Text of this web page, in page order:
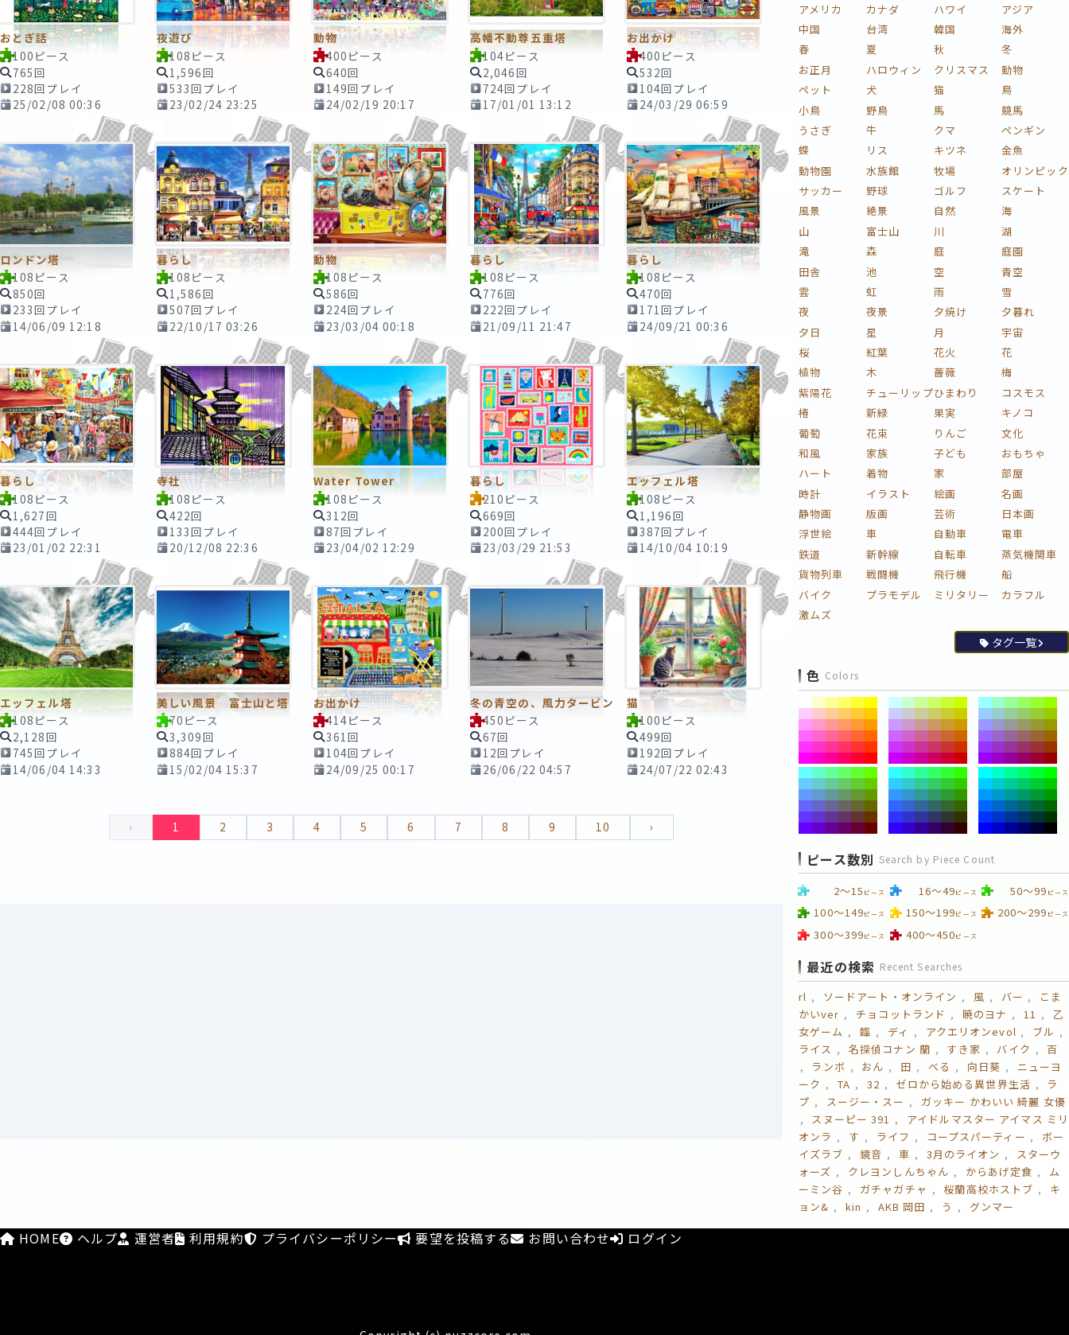
おとぎ話
100ピース
765回
228回プレイ
25/02/08 00:36
夜遊び
108ピース
1,596回
533回プレイ
23/02/24 23:25
動物
400ピース
640回
149回プレイ
24/02/19 20:17
高幡不動尊五重塔
104ピース
2,046回
724回プレイ
17/01/01 13:12
お出かけ
400ピース
532回
104回プレイ
24/03/29 06:59
ロンドン塔
108ピース
850回
233回プレイ
14/06/09 12:18
暮らし
108ピース
1,586回
507回プレイ
22/10/17 03:26
動物
108ピース
586回
224回プレイ
23/03/04 00:18
暮らし
108ピース
776回
222回プレイ
21/09/11 21:47
暮らし
108ピース
470回
171回プレイ
24/09/21 00:36
暮らし
108ピース
1,627回
444回プレイ
23/01/02 22:31
寺社
108ピース
422回
133回プレイ
20/12/08 22:36
Water Tower
108ピース
312回
87回プレイ
23/04/02 12:29
暮らし
210ピース
669回
200回プレイ
23/03/29 21:53
エッフェル塔
108ピース
1,196回
387回プレイ
14/10/04 10:19
エッフェル塔
108ピース
2,128回
745回プレイ
14/06/04 14:33
美しい風景 富士山と塔
70ピース
3,309回
884回プレイ
15/02/04 15:37
お出かけ
414ピース
361回
104回プレイ
24/09/25 00:17
冬の青空の、風力タービン
450ピース
67回
12回プレイ
26/06/22 04:57
猫
100ピース
499回
192回プレイ
24/07/22 02:43
‹ 1 2 3 4 5 6 7 8 9 10 ›
アメリカ
カナダ ハワイ
アジア
中国
台湾 韓国
海外
春
夏 秋
冬
お正月
ハロウィン クリスマス
動物
ペット
犬 猫
鳥
小鳥
野鳥 馬
競馬
うさぎ
牛 クマ
ペンギン
蝶
リス キツネ
金魚
動物園
水族館 牧場
オリンピック
サッカー
野球 ゴルフ
スケート
風景
絶景 自然
海
山
富士山 川
湖
滝
森 庭
庭園
田舎
池 空
青空
雲
虹 雨
雪
夜
夜景 夕焼け
夕暮れ
夕日
星 月
宇宙
桜
紅葉 花火
花
植物
木 薔薇
梅
紫陽花
チューリップひまわり
コスモス
椿
新緑 果実
キノコ
葡萄
花束 りんご
文化
和風
家族 子ども
おもちゃ
ハート
着物 家
部屋
時計
イラスト 絵画
名画
静物画
版画 芸術
日本画
浮世絵
車 自動車
電車
鉄道
新幹線 自転車
蒸気機関車
貨物列車
戦闘機 飛行機
船
バイク
プラモデル ミリタリー
カラフル
激ムズ
タグ一覧
色 Colors
ピース数別 Search by Piece Count
2～15 ピース 16～49ピース 50～99 ピース
100～149ピース 150～199ピース 200～299 ピース
300～399ピース 400～450ピース
最近の検索 Recent Searches
rl ソードアート・オンライン 風 バー
こま
かいver
チョコットランド 暁のヨナ 11
乙
女ゲーム
臨 ディ アクエリオンevol
ブル
ライス
名探偵コナン 蘭 すき家 バイク
百
ランボ
おん 田 べる 向日葵
ニューヨ
ーク
TA 32 ゼロから始める異世界生活
ラ
プ
スージー・スー
ガッキー かわいい 綺麗 女優
スヌーピー 391
アイドルマスター アイマス ミリ
オンラ
す ライフ コープスパーティー
ボー
イズラブ
鏡音 車 3月のライオン
スターウ
ォーズ
クレヨンしんちゃん からあげ定食
ム
ーミン谷
ガチャガチャ 桜蘭高校ホストブ
キ
ョン&
kin AKB 岡田 う グンマー
HOME ヘルプ 運営者 利用規約 プライバシーポリシー 要望を投稿する お問い合わせ ログイン